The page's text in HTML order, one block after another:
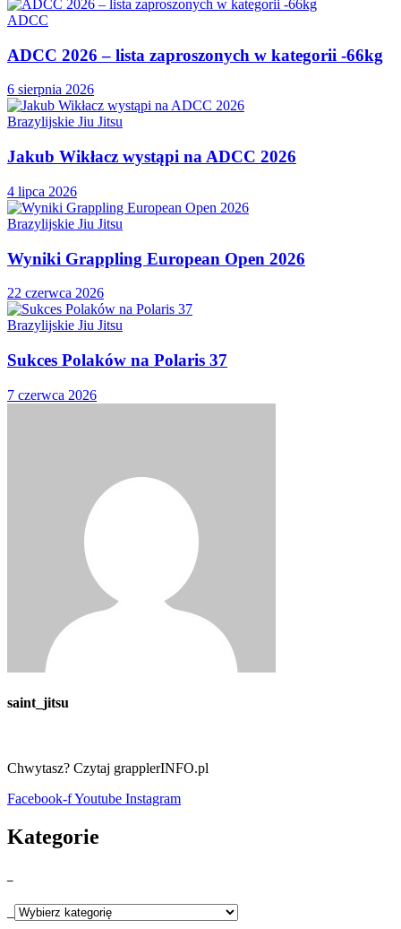
ADCC
ADCC 2026 – lista zaproszonych w kategorii -66kg
6 sierpnia 2026
Brazylijskie Jiu Jitsu
Jakub Wikłacz wystąpi na ADCC 2026
4 lipca 2026
Brazylijskie Jiu Jitsu
Wyniki Grappling European Open 2026
22 czerwca 2026
Brazylijskie Jiu Jitsu
Sukces Polaków na Polaris 37
7 czerwca 2026
saint_jitsu
Chwytasz? Czytaj grapplerINFO.pl
Facebook-fYoutube Instagram
Kategorie